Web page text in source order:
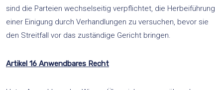
sind die Parteien wechselseitig verpflichtet, die Herbeiführung
einer Einigung durch Verhandlungen zu versuchen, bevor sie
den Streitfall vor das zuständige Gericht bringen.
Artikel 16 Anwendbares Recht